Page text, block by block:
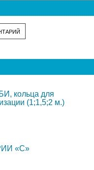
кольца для
(1;1,5;2 м.)
«C»